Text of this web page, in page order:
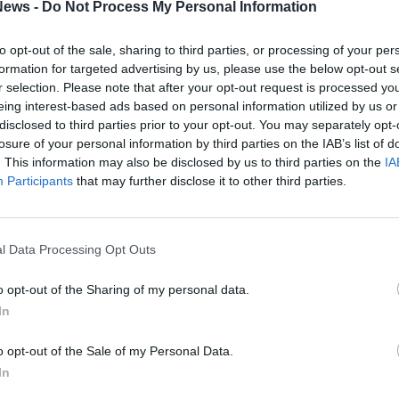
- Do Not Process My Personal Information
opt-out of the sale, sharing to third parties, or processing of your
for targeted advertising by us, please use the below opt-out
selection. Please note that after your opt-out request is processed
interest-based ads based on personal information utilized by us
to third parties prior to your opt-out. You may separately
of your personal information by third parties on the IAB’s list of
This information may also be disclosed by us to third parties on the
Participants that may further disclose it to other third parties.
Data Processing Opt Outs
opt-out of the Sharing of my personal data.
opt-out of the Sale of my Personal Data.
verrà accompagnato nuovamente al
Via Confalonieri, 5
Castronno
Tutti gli eventi
diagosto
abbiamo a cuore l'informazione del nostro
sempre in prima linea per informarvi in modo